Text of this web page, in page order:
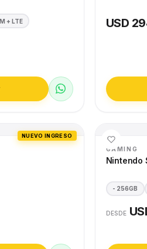
+ LTE USD
NUEVO INGRESO
GAMING
Nintendo
- 256GB
DESDE